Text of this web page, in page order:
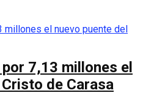
7,13 millones el
de Carasa